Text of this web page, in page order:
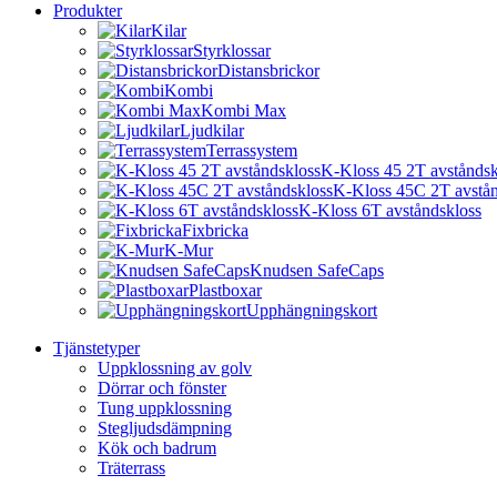
Produkter
Kilar
Styrklossar
Distansbrickor
Kombi
Kombi Max
Ljudkilar
Terrassystem
K-Kloss 45 2T
K-Kloss 45C 2T
K-Kloss 6T avståndskloss
Fixbricka
K-Mur
Knudsen SafeCaps
Plastboxar
Upphängningskort
Tjänstetyper
Uppklossning av golv
Dörrar och fönster
Tung uppklossning
Stegljudsdämpning
Kök och badrum
Träterrass